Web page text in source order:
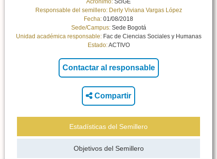
Acrónimo: SciGE
Responsable del semillero: Derly Viviana Vargas López
Fecha: 01/08/2018
Sede/Campus:Sede Bogotá
Unidad académica responsable:Fac de Ciencias Sociales y Humanas
Estado:ACTIVO
Compartir
Estadísticas del Semillero
Objetivos del Semillero